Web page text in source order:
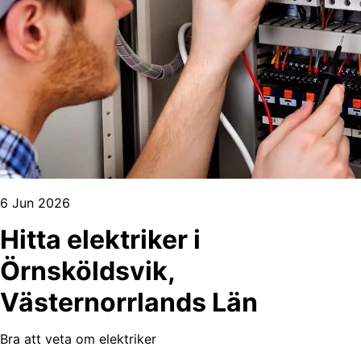
6 Jun 2026
Hitta elektriker i
Örnsköldsvik,
Västernorrlands Län
Bra att veta om elektriker